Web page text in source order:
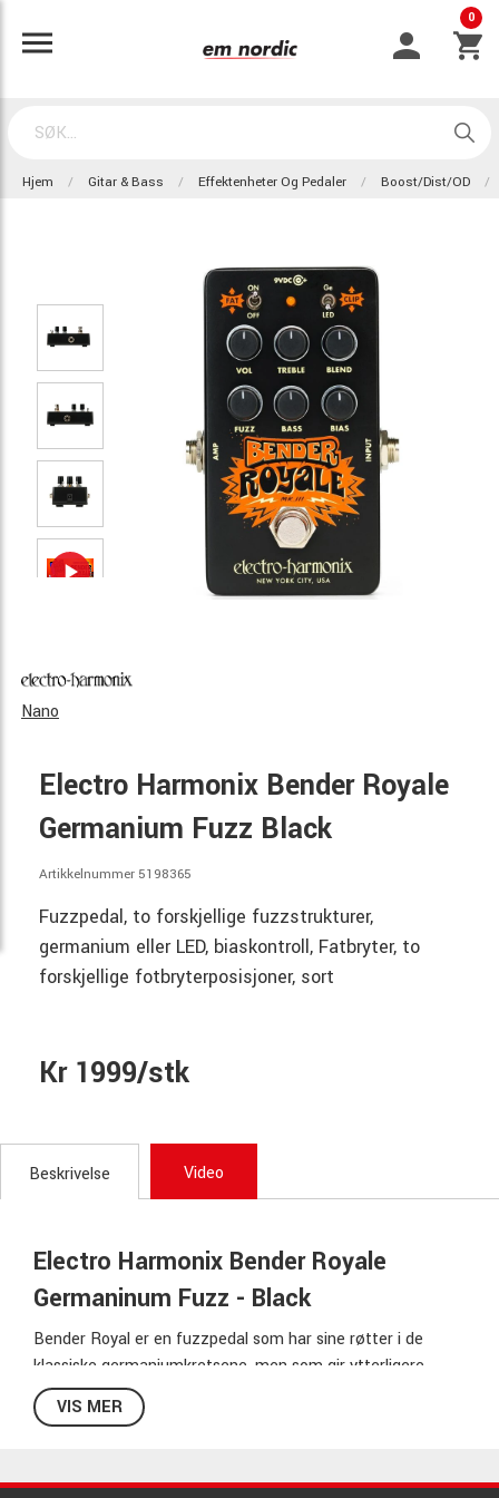
0
Hjem Gitar & Bass Effektenheter Og Pedaler Boost/Dist/OD
Nano
Electro Harmonix Bender Royale
Germanium Fuzz Black
Artikkelnummer 5198365
Fuzzpedal, to forskjellige fuzzstrukturer,
germanium eller LED, biaskontroll, Fatbryter, to
forskjellige fotbryterposisjoner, sort
Kr 1999/stk
Beskrivelse Video
Electro Harmonix Bender Royale
Germaninum Fuzz - Black
Bender Royal er en fuzzpedal som har sine røtter i de
klassiske germaniumkretsene, men som gir ytterligere
muligheter til å forme lyden din.
VIS MER